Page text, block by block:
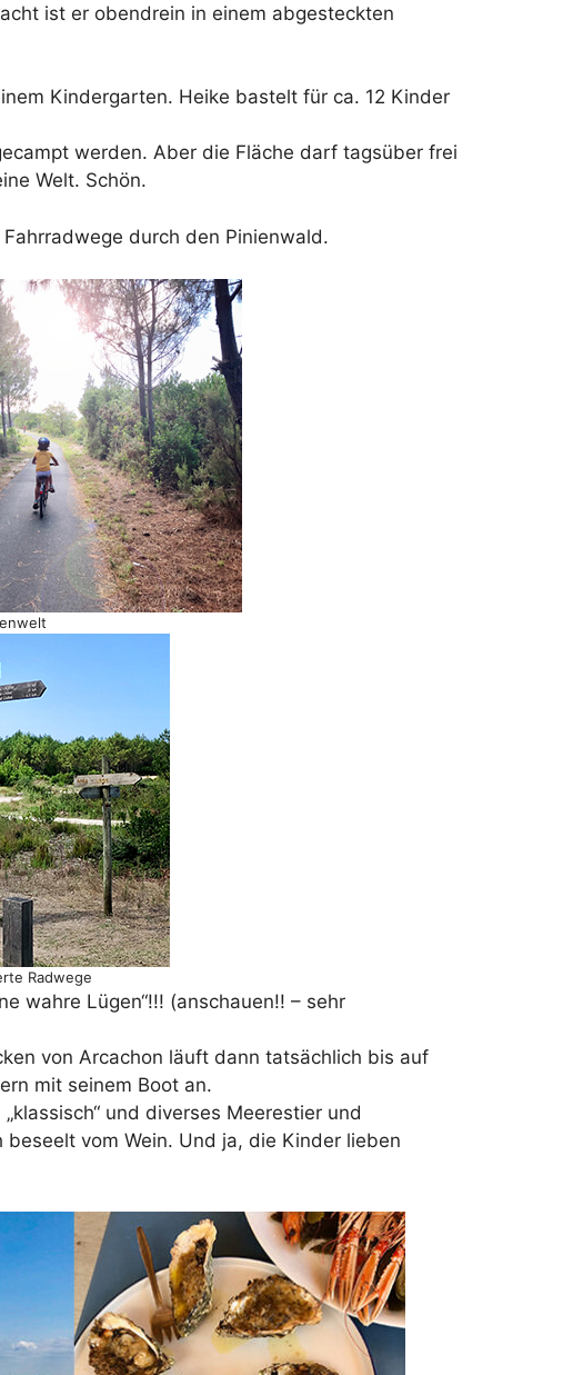
ist er obendrein in einem abgesteckten
Kindergarten. Heike bastelt für ca. 12 Kinder
werden. Aber die Fläche darf tagsüber frei
Welt. Schön.
durch den Pinienwald.
Radwege
wahre Lügen“!!! (anschauen!! – sehr
von Arcachon läuft dann tatsächlich bis auf
mit seinem Boot an.
und diverses Meerestier und
vom Wein. Und ja, die Kinder lieben